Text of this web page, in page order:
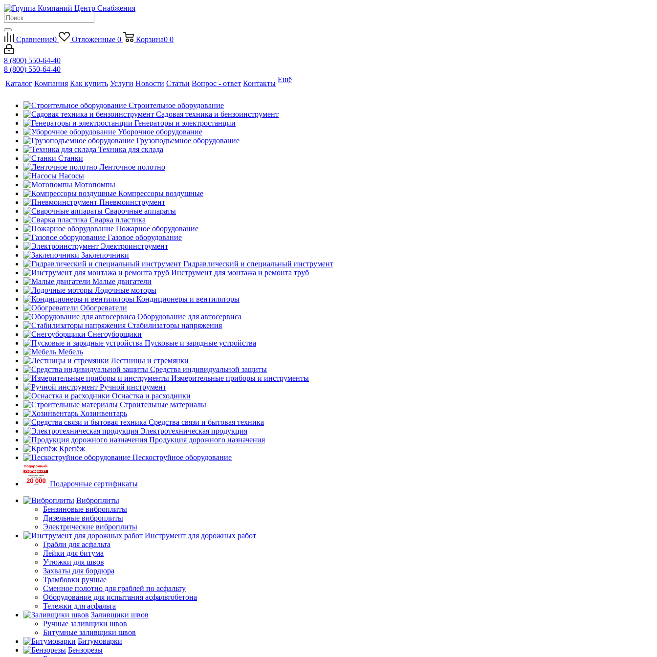
Сравнение0 Отложенные 0 Корзина0 0
8 (800) 550-64-40
8 (800) 550-64-40
Каталог Компания Как купить Услуги Новости Статьи Вопрос - ответ Контакты Ещё
Строительное оборудование
Садовая техника и бензоинструмент
Генераторы и электростанции
Уборочное оборудование
Грузоподъемное оборудование
Техника для склада
Станки
Ленточное полотно
Насосы
Мотопомпы
Компрессоры воздушные
Пневмоинструмент
Сварочные аппараты
Сварка пластика
Пожарное оборудование
Газовое оборудование
Электроинструмент
Заклепочники
Гидравлический и специальный инструмент
Инструмент для монтажа и ремонта труб
Малые двигатели
Лодочные моторы
Кондиционеры и вентиляторы
Обогреватели
Оборудование для автосервиса
Стабилизаторы напряжения
Снегоуборщики
Пусковые и зарядные устройства
Мебель
Лестницы и стремянки
Средства индивидуальной защиты
Измерительные приборы и инструменты
Ручной инструмент
Оснастка и расходники
Строительные материалы
Хозинвентарь
Средства связи и бытовая техника
Электротехническая продукция
Продукция дорожного назначения
Крепёж
Пескоструйное оборудование
Подарочные сертификаты
Виброплиты
Бензиновые виброплиты
Дизельные виброплиты
Электрические виброплиты
Инструмент для дорожных работ
Грабли для асфальта
Лейки для битума
Утюжки для швов
Захваты для бордюра
Трамбовки ручные
Сменное полотно для граблей по асфальту
Оборудование для испытания асфальтобетона
Тележки для асфальта
Заливщики швов
Ручные заливщики швов
Битумные заливщики швов
Битумоварки
Бензорезы